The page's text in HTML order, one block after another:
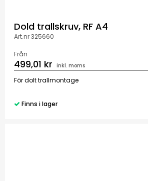
Dold trallskruv, RF A4
Art.nr 325660
Från
499,01 kr inkl. moms
För dolt trallmontage
Finns i lager